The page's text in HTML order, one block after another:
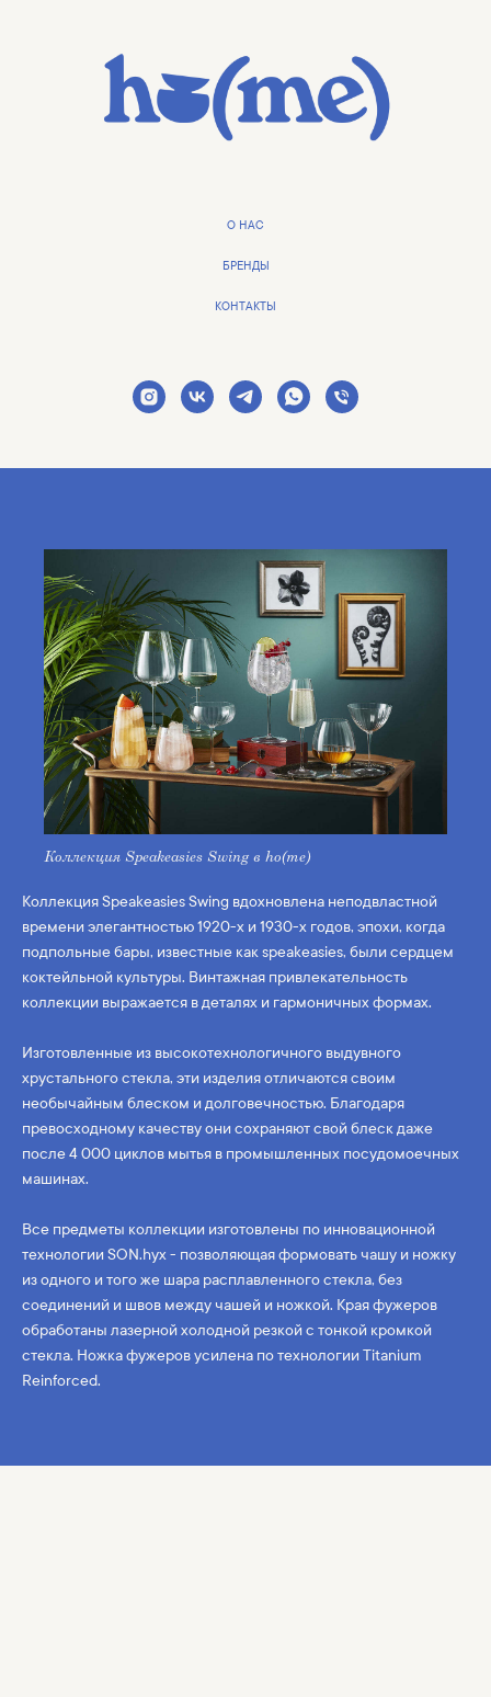
О НАС
БРЕНДЫ
КОНТАКТЫ
Коллекция Speakeasies Swing в ho(me)
Коллекция Speakeasies Swing вдохновлена неподвластной
времени элегантностью 1920-х и 1930-х годов, эпохи, когда
подпольные бары, известные как speakeasies, были сердцем
коктейльной культуры. Винтажная привлекательность
коллекции выражается в деталях и гармоничных формах.
Изготовленные из высокотехнологичного выдувного
хрустального стекла, эти изделия отличаются своим
необычайным блеском и долговечностью. Благодаря
превосходному качеству они сохраняют свой блеск даже
после 4 000 циклов мытья в промышленных посудомоечных
машинах.
Все предметы коллекции изготовлены по инновационной
технологии SON.hyx - позволяющая формовать чашу и ножку
из одного и того же шара расплавленного стекла, без
соединений и швов между чашей и ножкой. Края фужеров
обработаны лазерной холодной резкой с тонкой кромкой
стекла. Ножка фужеров усилена по технологии Titanium
Reinforced.